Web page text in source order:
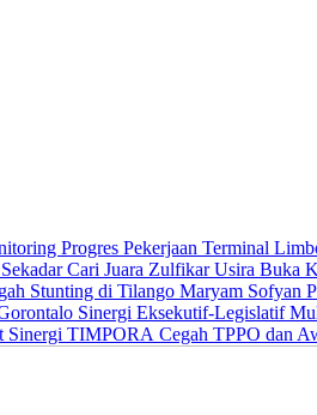
Progres Pekerjaan Terminal
Zulfikar Usira Buka
Maryam Sofyan
Sinergi Eksekutif-Legislatif
Cegah TPPO dan